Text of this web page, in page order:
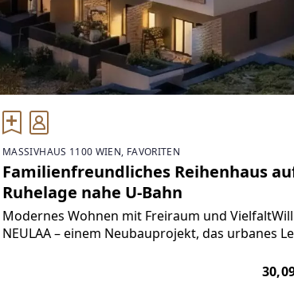
MASSIVHAUS 1100 WIEN, FAVORITEN
Familienfreundliches Reihenhaus
Ruhelage nahe U-Bahn
Modernes Wohnen mit Freiraum und
NEULAA – einem Neubauprojekt, das urbanes